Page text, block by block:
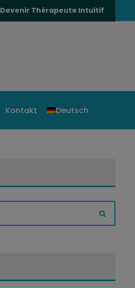
Devenir Thérapeute Intuitif
Kontakt Deutsch